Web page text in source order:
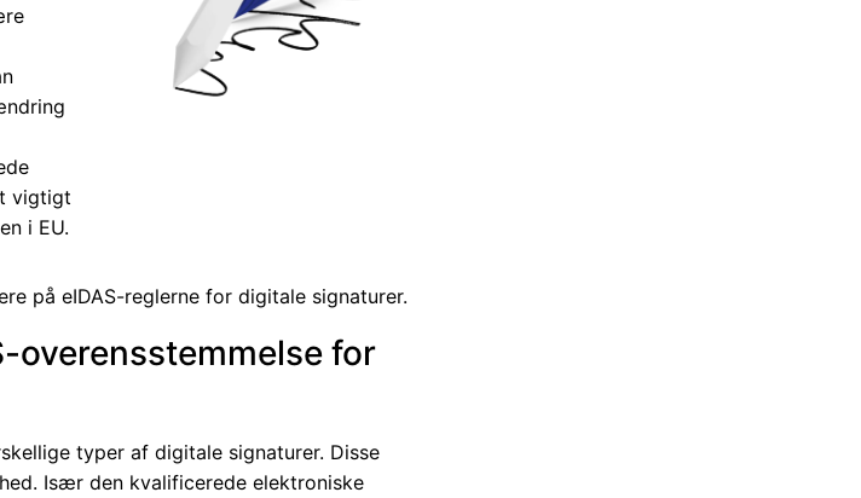
vigtigt
i EU.
på eIDAS-reglerne for digitale signaturer.
overensstemmelse for
typer af digitale signaturer. Disse
Især den kvalificerede elektroniske